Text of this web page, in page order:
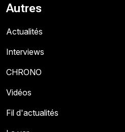
Autres
Actualités
Interviews
CHRONO
Vidéos
Fil d'actualités